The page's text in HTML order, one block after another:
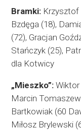
Bramki: Krzysztof
Bzdęga (18),
(72), Gracjan
Stańczyk (25),
dla Kotwicy
„Mieszko”:
Marcin
Bartkowiak (60
Miłosz Brylewski